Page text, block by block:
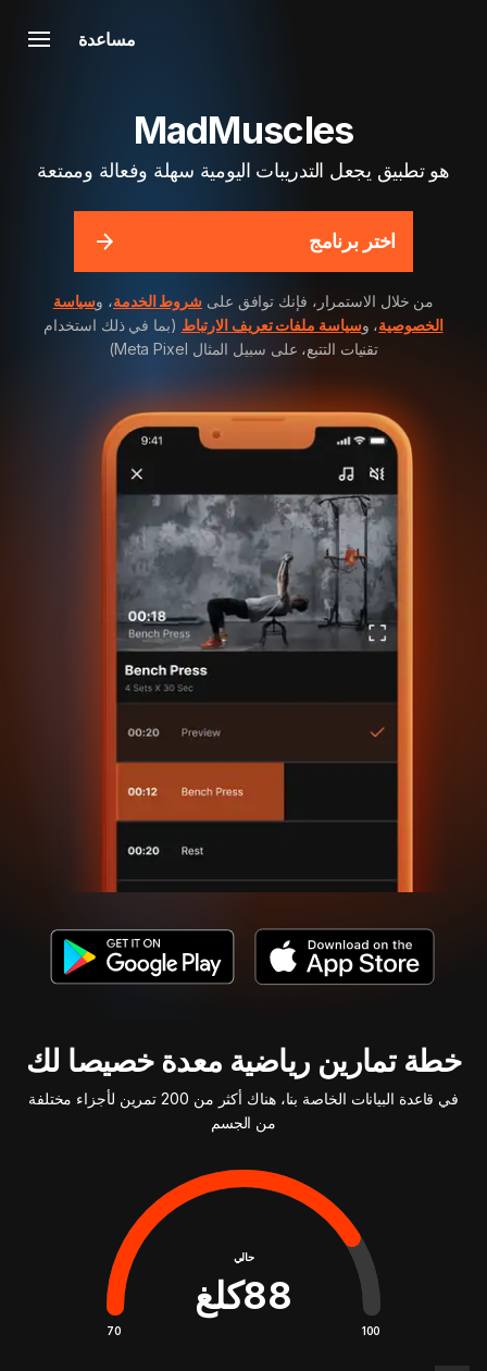
مساعدة
MadMuscles
هو تطبيق يجعل التدريبات اليومية سهلة وفعالة وممتعة
اختر برنامج
من خلال الاستمرار، فإنك توافق على شروط الخدمة، وسياسة
الخصوصية، وسياسة ملفات تعريف الارتباط (بما في ذلك استخدام
تقنيات التتبع، على سبيل المثال Meta Pixel)
خطة تمارين رياضية معدة خصيصا لك
في قاعدة البيانات الخاصة بنا، هناك أكثر من 200 تمرين لأجزاء مختلفة
من الجسم
حالي
88كلغ
100
70